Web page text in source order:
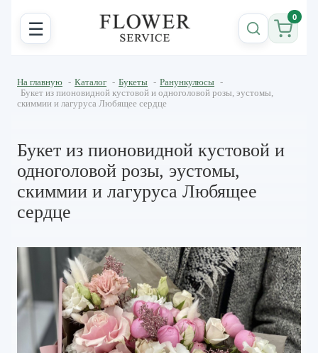
☰ 0
На главную - Каталог - Букеты - Ранункулюсы -
Букет из пионовидной кустовой и одноголовой розы, эустомы,
скиммии и лагуруса Любящее сердце
Букет из пионовидной кустовой и
одноголовой розы, эустомы,
скиммии и лагуруса Любящее
сердце